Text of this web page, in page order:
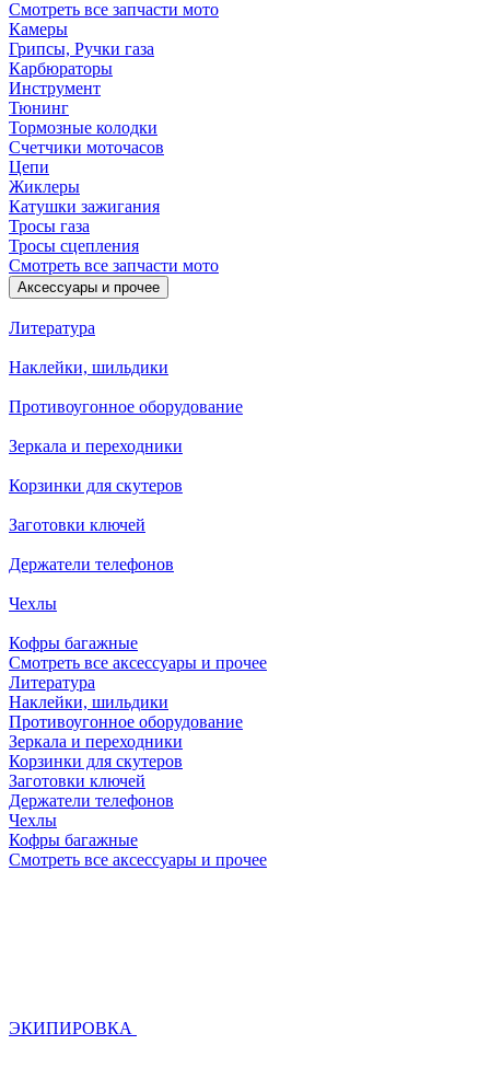
Смотреть все запчасти мото
Камеры
Грипсы, Ручки газа
Карбюраторы
Инструмент
Тюнинг
Тормозные колодки
Счетчики моточасов
Цепи
Жиклеры
Катушки зажигания
Тросы газа
Тросы сцепления
Смотреть все запчасти мото
Аксессуары и прочее
Литература
Наклейки, шильдики
Противоугонное оборудование
Зеркала и переходники
Корзинки для скутеров
Заготовки ключей
Держатели телефонов
Чехлы
Кофры багажные
Смотреть все аксессуары и прочее
Литература
Наклейки, шильдики
Противоугонное оборудование
Зеркала и переходники
Корзинки для скутеров
Заготовки ключей
Держатели телефонов
Чехлы
Кофры багажные
Смотреть все аксессуары и прочее
ЭКИПИРОВКА